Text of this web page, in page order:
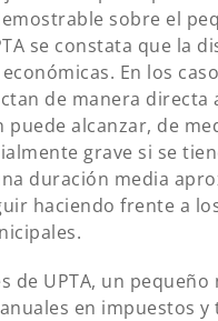
sobre el
se constata que la
En los
de manera
alcanzar, de
grave si se
duración media
haciendo frente a
de UPTA, un
en impuestos